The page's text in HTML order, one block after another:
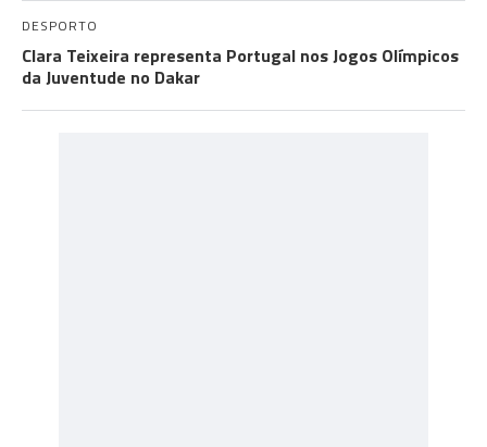
DESPORTO
Clara Teixeira representa Portugal nos Jogos Olímpicos
da Juventude no Dakar